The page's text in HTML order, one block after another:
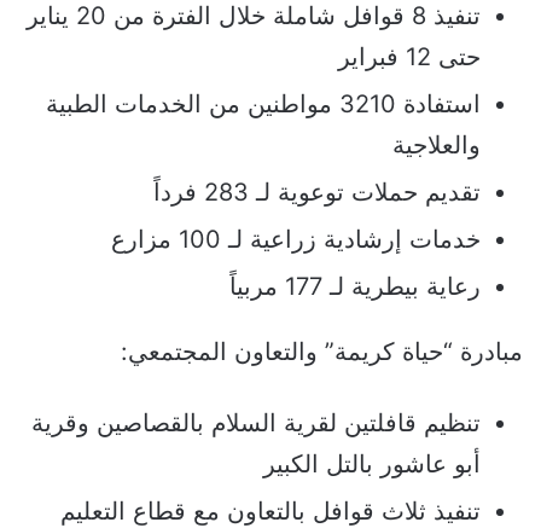
تنفيذ 8 قوافل شاملة خلال الفترة من 20 يناير
حتى 12 فبراير
استفادة 3210 مواطنين من الخدمات الطبية
والعلاجية
تقديم حملات توعوية لـ 283 فرداً
خدمات إرشادية زراعية لـ 100 مزارع
رعاية بيطرية لـ 177 مربياً
مبادرة “حياة كريمة” والتعاون المجتمعي:
تنظيم قافلتين لقرية السلام بالقصاصين وقرية
أبو عاشور بالتل الكبير
تنفيذ ثلاث قوافل بالتعاون مع قطاع التعليم